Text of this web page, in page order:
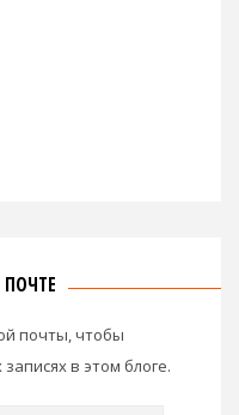
почты, чтобы
в этом блоге.